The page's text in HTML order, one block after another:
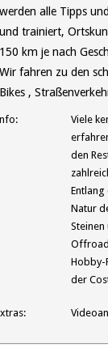
werden alle Tipps
und trainiert,
150 km je nach
Wir fahren zu den
Bikes ,
Viele
den
Natur
Steinen
Hobby-
der